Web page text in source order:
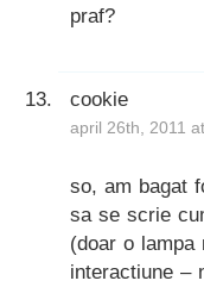
praf?
cookie
april 26th, 2011
so, am bagat
sa se scrie
(doar o lampa
interactiune –